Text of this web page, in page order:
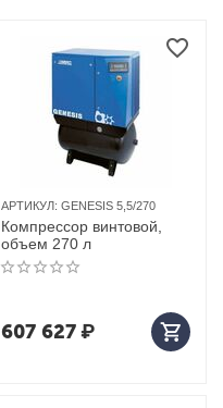
АРТИКУЛ: GENESIS 5,5/270
Компрессор винтовой,
объем 270 л
607 627₽